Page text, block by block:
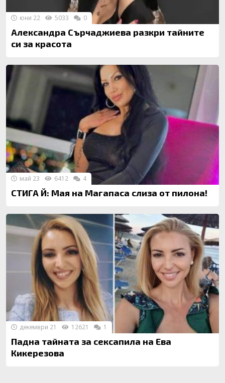
Александра Сърчаджиева разкри тайните
си за красота
юни 22 5033 0
СТИГА Й: Мая на Магапаса слиза от пилона!
май 23 6412 4
Падна тайната за сексапила на Ева
Кикерезова
декември 21 12621 1